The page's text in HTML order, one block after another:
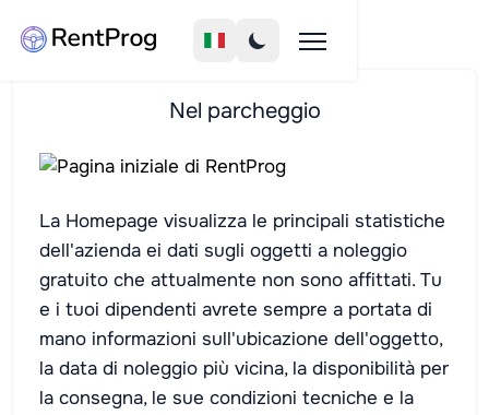
Nel parcheggio
La Homepage visualizza le principali statistiche
dell'azienda ei dati sugli oggetti a noleggio
gratuito che attualmente non sono affittati. Tu
e i tuoi dipendenti avrete sempre a portata di
mano informazioni sull'ubicazione dell'oggetto,
la data di noleggio più vicina, la disponibilità per
la consegna, le sue condizioni tecniche e la